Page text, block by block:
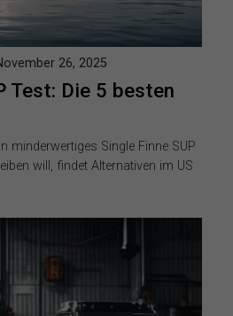
Test: Die 5 besten
26, 2025
minderwertiges Single Finne SUP
will, findet Alternativen im US